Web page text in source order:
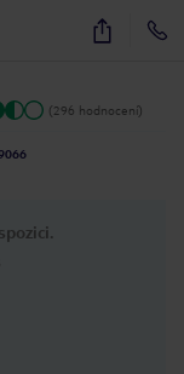
9
(296 hodnocení)